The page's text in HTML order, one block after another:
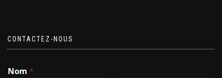
CONTACTEZ-NOUS
Nom *